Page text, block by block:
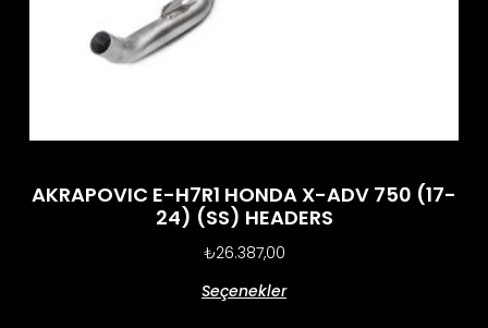
AKRAPOVIC E-H7R1 HONDA X-ADV 750 (17-
24) (SS) HEADERS
₺26.387,00
Seçenekler